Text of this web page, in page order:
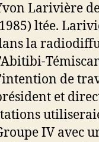
Larivière
ltée.
la
de
et
IV avec